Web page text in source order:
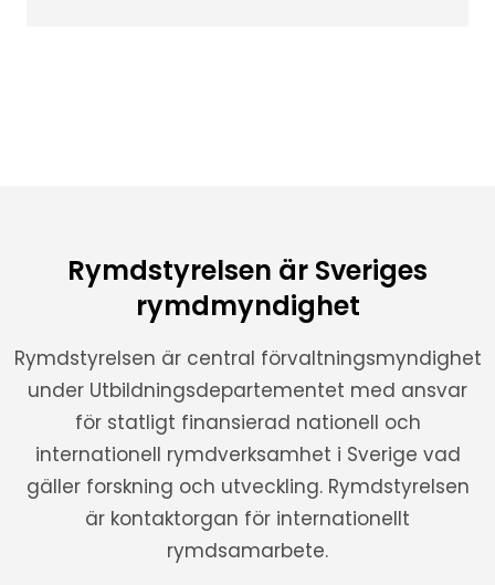
Rymdstyrelsen är Sveriges
rymdmyndighet
Rymdstyrelsen är central förvaltningsmyndighet
under Utbildningsdepartementet med ansvar
för statligt finansierad nationell och
internationell rymdverksamhet i Sverige vad
gäller forskning och utveckling. Rymdstyrelsen
är kontaktorgan för internationellt
rymdsamarbete.